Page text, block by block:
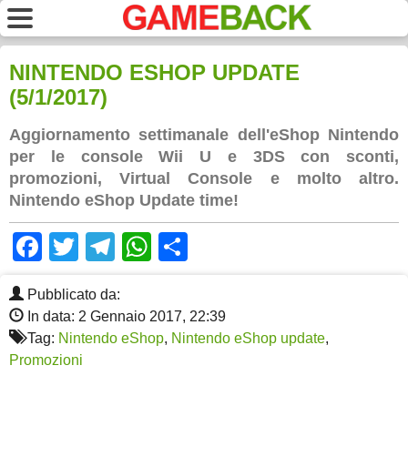
NINTENDO ESHOP UPDATE
(5/1/2017)
Aggiornamento settimanale dell'eShop Nintendo
per le console Wii U e 3DS con sconti,
promozioni, Virtual Console e molto altro.
Nintendo eShop Update time!
Facebook
TwitterTelegram
WhatsApp
Pubblicato da:
In data: 2 Gennaio 2017, 22:39
Tag: Nintendo eShop, Nintendo eShop update,
Promozioni